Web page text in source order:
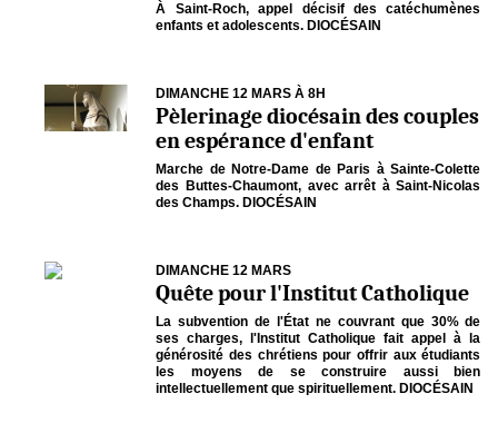
À Saint-Roch, appel décisif des catéchumènes
enfants et adolescents. DIOCÉSAIN
DIMANCHE 12 MARS À 8H
Pèlerinage diocésain des couples
en espérance d'enfant
Marche de Notre-Dame de Paris à Sainte-Colette
des Buttes-Chaumont, avec arrêt à Saint-Nicolas
des Champs. DIOCÉSAIN
DIMANCHE 12 MARS
Quête pour l'Institut Catholique
La subvention de l'État ne couvrant que 30% de
ses charges, l'Institut Catholique fait appel à la
générosité des chrétiens pour offrir aux étudiants
les moyens de se construire aussi bien
intellectuellement que spirituellement. DIOCÉSAIN